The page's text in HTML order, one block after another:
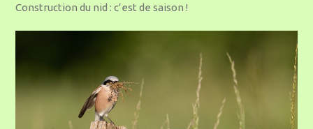
Construction du nid : c’est de saison !